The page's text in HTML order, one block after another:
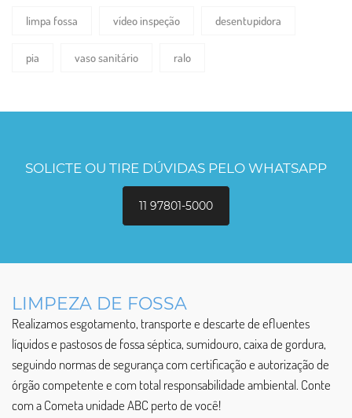
limpa fossa vídeo inspeção desentupidora
pia vaso sanitário ralo
SOLICTE OU TIRE DÚVIDAS PELO WHATSAPP
11 97801-5000
LIMPEZA DE FOSSA
Realizamos esgotamento, transporte e descarte de efluentes
líquidos e pastosos de fossa séptica, sumidouro, caixa de gordura,
seguindo normas de segurança com certificação e autorização de
órgão competente e com total responsabilidade ambiental. Conte
com a Cometa unidade ABC perto de você!